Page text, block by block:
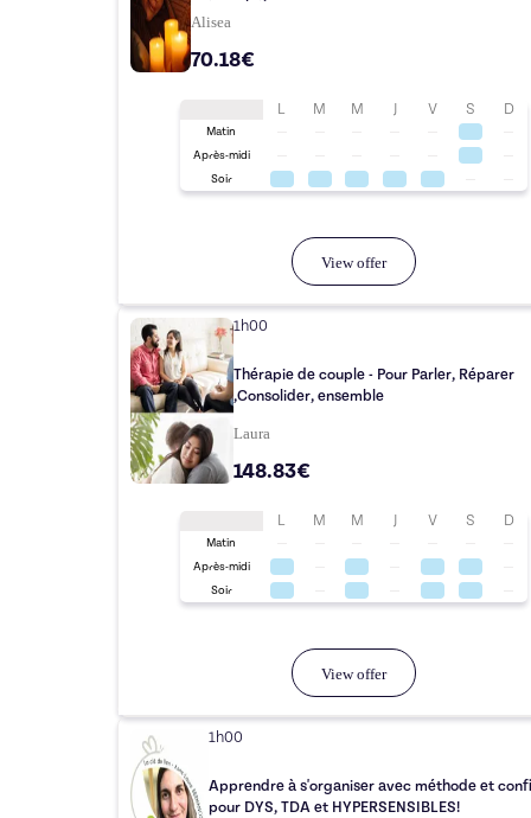
votre relation
Alisea
70.18€
L M M J V S D
Matin
Après-midi
Soir
View offer
1h00
Thérapie de couple - Pour Parler, Réparer
,Consolider, ensemble
Laura
148.83€
L M M J V S D
Matin
Après-midi
Soir
View offer
1h00
Apprendre à s'organiser avec méthode et
pour DYS, TDA et HYPERSENSIBLES!